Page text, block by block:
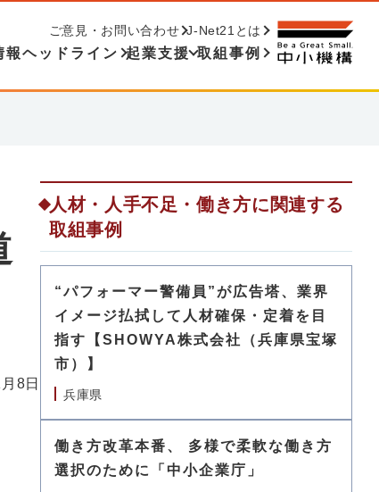
報ヘッドライン 起業支援 取組事例
ご意見・お問い合わせ J-Net21とは
8日
人材・人手不足・働き方に関連する
取組事例
“パフォーマー警備員”が広告塔、業界
イメージ払拭して人材確保・定着を目
指す【SHOWYA株式会社（兵庫県宝塚
市）】
兵庫県
働き方改革本番、 多様で柔軟な働き方
選択のために「中小企業庁」